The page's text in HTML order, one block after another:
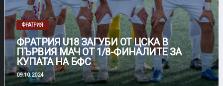
ФРАТРИЯ
ФРАТРИЯ U18 ЗАГУБИ ОТ ЦСКА В
ПЪРВИЯ МАЧ ОТ 1/8-ФИНАЛИТЕ ЗА
КУПАТА НА БФС
09.10.2024